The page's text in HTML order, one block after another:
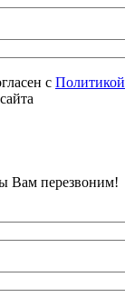
с Политикой
сайта
Вам перезвоним!